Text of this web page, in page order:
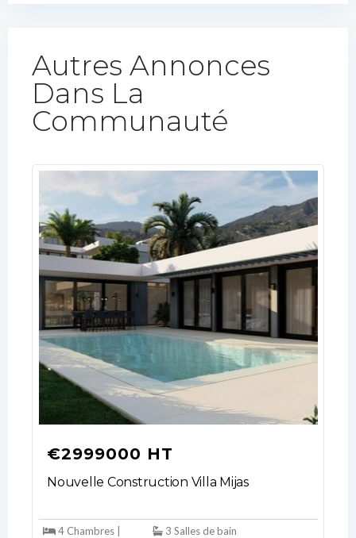
Autres Annonces
Dans La
Communauté​
€2999000 HT
Nouvelle Construction Villa Mijas
4 Chambres |
3 Salles de bain